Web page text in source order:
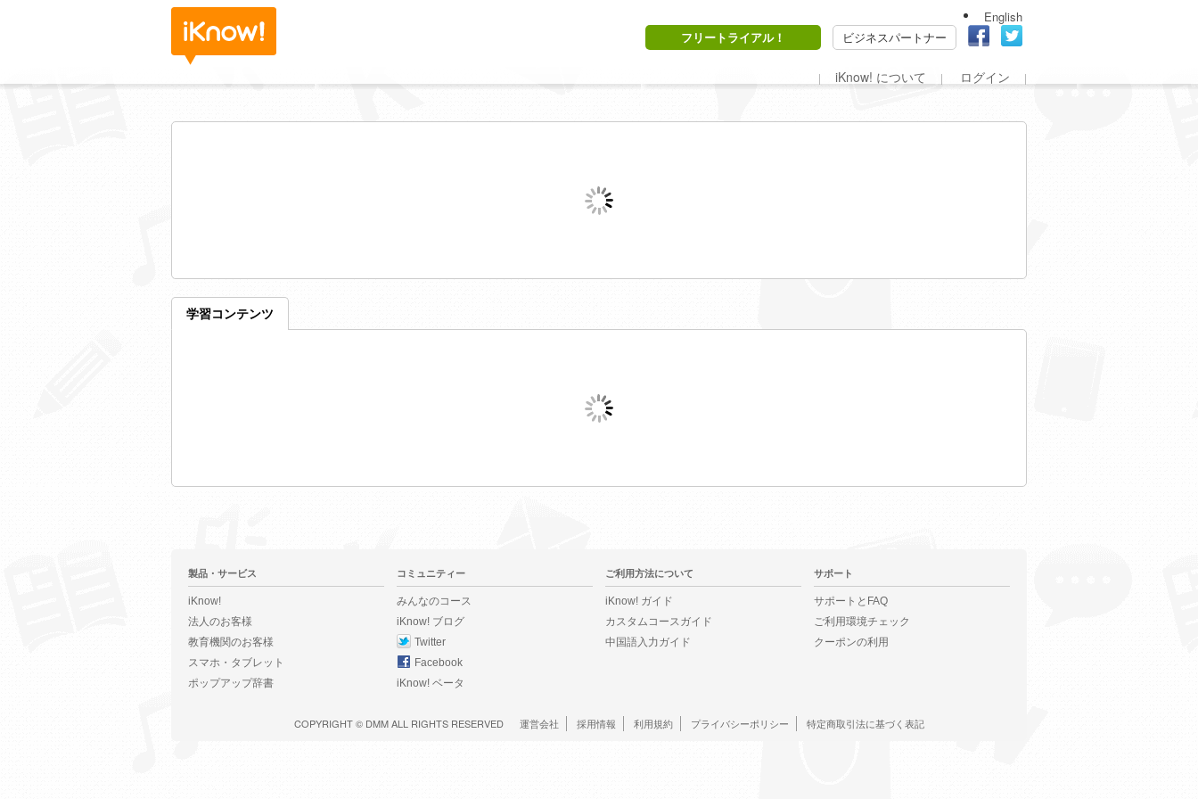
English
フリートライアル！
ビジネスパートナー
iKnow! について ログイン
学習コンテンツ
製品・サービス
iKnow!
法人のお客様
教育機関のお客様
スマホ・タブレット
ポップアップ辞書
コミュニティー
みんなのコース
iKnow! ブログ
Twitter
Facebook
iKnow! ベータ
ご利用方法について
iKnow! ガイド
カスタムコースガイド
中国語入力ガイド
サポート
サポートとFAQ
ご利用環境チェック
クーポンの利用
COPYRIGHT © DMMALL RIGHTS RESERVED 運営会社 採用情報 利用規約 プライバシーポリシー 特定商取引法に基づく表記